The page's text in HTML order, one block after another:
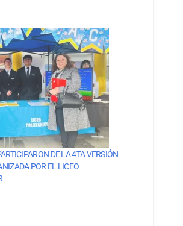
DE LA 4TA VERSIÓN
POR EL LICEO